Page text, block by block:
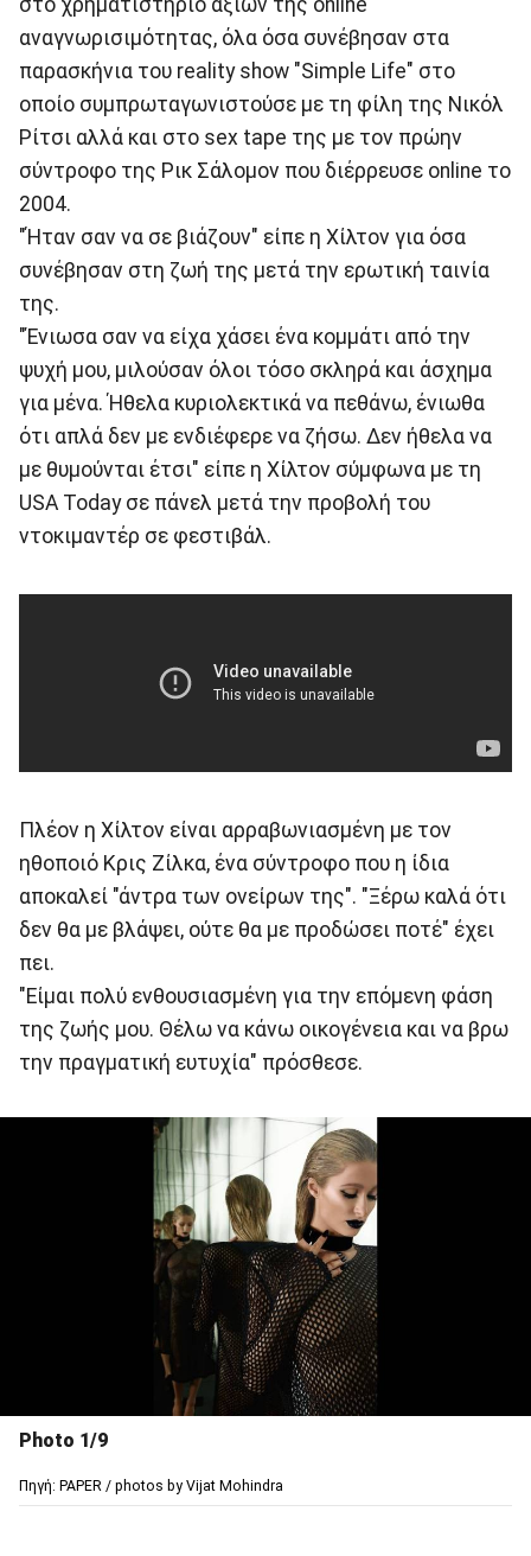
αναγνωρισιμότητας, όλα όσα συνέβησαν στα
παρασκήνια του reality show "Simple Life" στο
οποίο συμπρωταγωνιστούσε με τη φίλη της Νικόλ
Ρίτσι αλλά και στο sex tape της με τον πρώην
σύντροφο της Ρικ Σάλομον που διέρρευσε online το
2004.
"Ήταν σαν να σε βιάζουν" είπε η Χίλτον για όσα
συνέβησαν στη ζωή της μετά την ερωτική ταινία
της.
"Ένιωσα σαν να είχα χάσει ένα κομμάτι από την
ψυχή μου, μιλούσαν όλοι τόσο σκληρά και άσχημα
για μένα. Ήθελα κυριολεκτικά να πεθάνω, ένιωθα
ότι απλά δεν με ενδιέφερε να ζήσω. Δεν ήθελα να
με θυμούνται έτσι" είπε η Χίλτον σύμφωνα με τη
USA Today σε πάνελ μετά την προβολή του
ντοκιμαντέρ σε φεστιβάλ.
Πλέον η Χίλτον είναι αρραβωνιασμένη με τον
ηθοποιό Κρις Ζίλκα, ένα σύντροφο που η ίδια
αποκαλεί "άντρα των ονείρων της". "Ξέρω καλά ότι
δεν θα με βλάψει, ούτε θα με προδώσει ποτέ" έχει
πει.
"Είμαι πολύ ενθουσιασμένη για την επόμενη φάση
της ζωής μου. Θέλω να κάνω οικογένεια και να βρω
την πραγματική ευτυχία" πρόσθεσε.
Photo 1/9
Πηγή: PAPER / photos by Vijat Mohindra